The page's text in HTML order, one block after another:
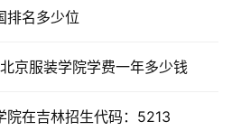
排名多少位
京服装学院学费一年多少钱
在吉林招生代码：5213